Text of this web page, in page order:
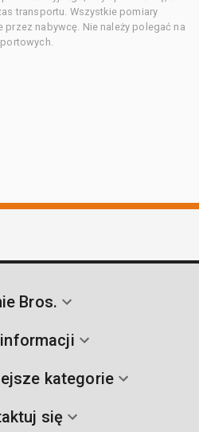
transportu. Wszystkie pomiary
nabywcę. Nie należy polegać na
Bros.
kategorie
się